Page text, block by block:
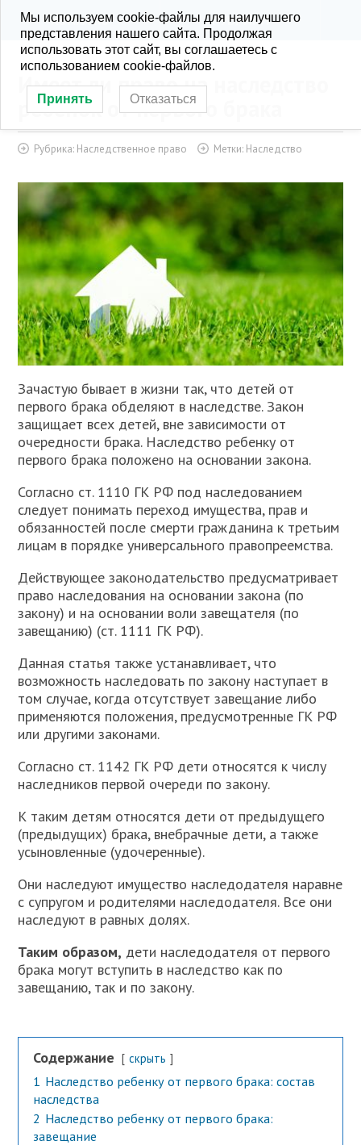
KONRA.RU РУБРИКИ
Имеет ли право на наследство
ребенок от первого брака
Рубрика: Наследственное право Метки: Наследство
Зачастую бывает в жизни так, что детей от
первого брака обделяют в наследстве. Закон
защищает всех детей, вне зависимости от
очередности брака. Наследство ребенку от
первого брака положено на основании закона.
Согласно ст. 1110 ГК РФ под наследованием
следует понимать переход имущества, прав и
обязанностей после смерти гражданина к третьим
лицам в порядке универсального правопреемства.
Действующее законодательство предусматривает
право наследования на основании закона (по
закону) и на основании воли завещателя (по
завещанию) (ст. 1111 ГК РФ).
Данная статья также устанавливает, что
возможность наследовать по закону наступает в
том случае, когда отсутствует завещание либо
применяются положения, предусмотренные ГК РФ
или другими законами.
Согласно ст. 1142 ГК РФ дети относятся к числу
наследников первой очереди по закону.
К таким детям относятся дети от предыдущего
(предыдущих) брака, внебрачные дети, а также
усыновленные (удочеренные).
Они наследуют имущество наследодателя наравне
с супругом и родителями наследодателя. Все они
наследуют в равных долях.
Таким образом, дети наследодателя от первого
брака могут вступить в наследство как по
завещанию, так и по закону.
Содержание скрыть
1 Наследство ребенку от первого брака: состав
наследства
2 Наследство ребенку от первого брака:
завещание
Мы используем cookie-файлы для наилучшего
представления нашего сайта. Продолжая
использовать этот сайт, вы соглашаетесь с
использованием cookie-файлов.
Принять Отказаться